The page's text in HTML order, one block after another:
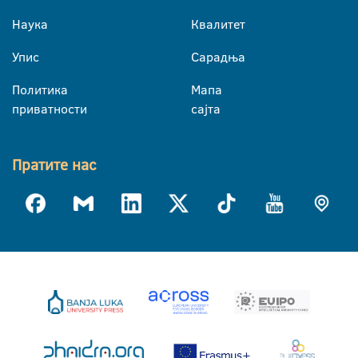
Наука
Упис
Политика
приватности
Квалитет
Сарадња
Мапа
сајта
Пратите нас